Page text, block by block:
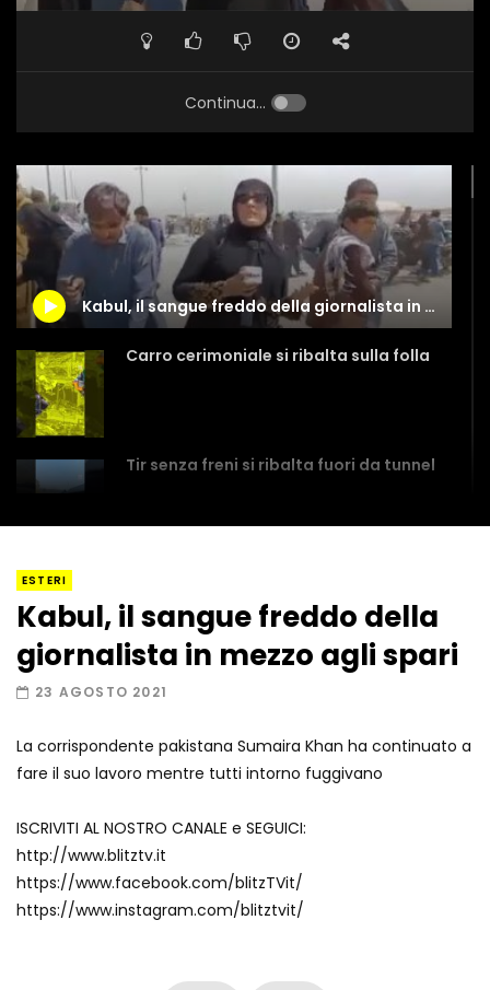
Continua...
Kabul, il sangue freddo della giornalista in mezzo agli spari
Carro cerimoniale si ribalta sulla folla
Tir senza freni si ribalta fuori da tunnel
Amiocuggino fa saltare in aria il drone
Due navi USA si scontrano in mare
ESTERI
Kabul, il sangue freddo della
giornalista in mezzo agli spari
23 AGOSTO 2021
La corrispondente pakistana Sumaira Khan ha continuato a
fare il suo lavoro mentre tutti intorno fuggivano
ISCRIVITI AL NOSTRO CANALE e SEGUICI:
http://www.blitztv.it
https://www.facebook.com/blitzTVit/
https://www.instagram.com/blitztvit/